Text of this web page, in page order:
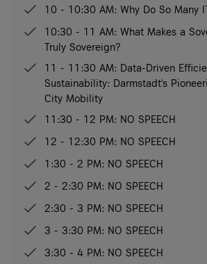
10 - 10:30 AM: Why Do So Many
10:30 - 11 AM: What Makes a
Truly Sovereign?
11 - 11:30 AM: Data-Driven
Sustainability: Darmstadt's
City Mobility
11:30 - 12 PM: NO SPEECH
12 - 12:30 PM: NO SPEECH
1:30 - 2 PM: NO SPEECH
2 - 2:30 PM: NO SPEECH
2:30 - 3 PM: NO SPEECH
3 - 3:30 PM: NO SPEECH
3:30 - 4 PM: NO SPEECH